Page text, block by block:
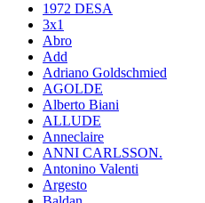
1972 DESA
3x1
Abro
Add
Adriano Goldschmied
AGOLDE
Alberto Biani
ALLUDE
Anneclaire
ANNI CARLSSON.
Antonino Valenti
Argesto